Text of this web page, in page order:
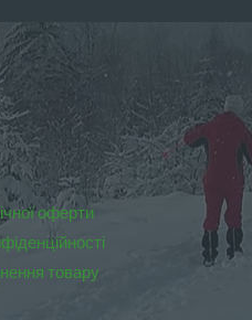
оферти
товару